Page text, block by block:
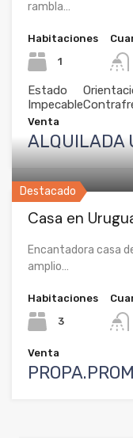
rambla…
Habitaciones
1
Estado
Impecable
Venta
ALQUILADA
Destacado
Casa en
Encantadora casa
amplio…
Habitaciones
3
Venta